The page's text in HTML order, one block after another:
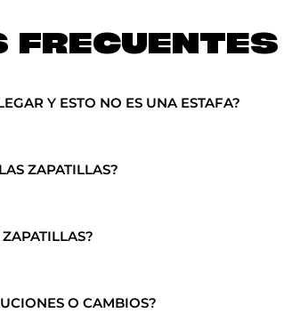
FRECUENTES
Y ESTO NO ES UNA ESTAFA?
ZAPATILLAS?
O CAMBIOS?